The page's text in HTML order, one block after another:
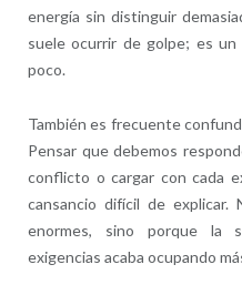
energía sin distinguir
suele ocurrir de golpe; es
poco.
También es frecuente
Pensar que debemos
conflicto o cargar con cada
cansancio difícil de explicar.
enormes, sino porque la
exigencias acaba ocupando